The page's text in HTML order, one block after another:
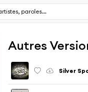
Autres
Silver